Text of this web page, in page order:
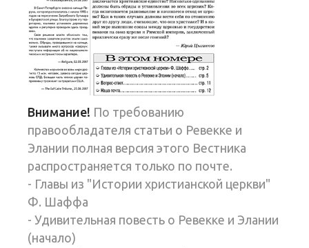
Внимание! По требованию
правообладателя статьи о Ревекке и
Элании полная версия этого Вестника
распространяется только по почте.
- Главы из "Истории христианской церкви"
Ф. Шаффа
- Удивительная повесть о Ревекке и Элании
(начало)